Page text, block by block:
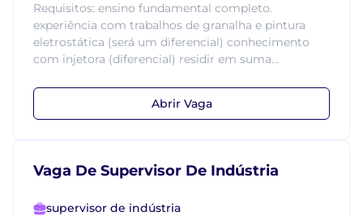
Requisitos: ensino fundamental completo.
experiência com trabalhos de granalha e pintura
eletrostática (será um diferencial) conhecimento
com injetora (diferencial) residir em suma...
Abrir Vaga
Vaga De Supervisor De Indústria
supervisor de indústria